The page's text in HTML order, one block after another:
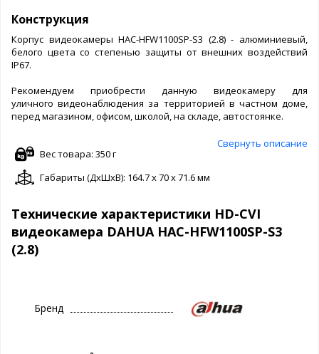
Конструкция
Корпус видеокамеры HAC-HFW1100SP-S3 (2.8) - алюминиевый,
белого цвета со степенью защиты от внешних воздействий
IP67.
Рекомендуем приобрести данную видеокамеру для
уличного видеонаблюдения за территорией в частном доме,
перед магазином, офисом, школой, на складе, автостоянке.
Свернуть описание
Вес товара: 350 г
Габариты (ДxШxВ): 164.7 x 70 x 71.6 мм
Технические характеристики HD-CVI
видеокамера DAHUA HAC-HFW1100SP-S3
(2.8)
Бренд